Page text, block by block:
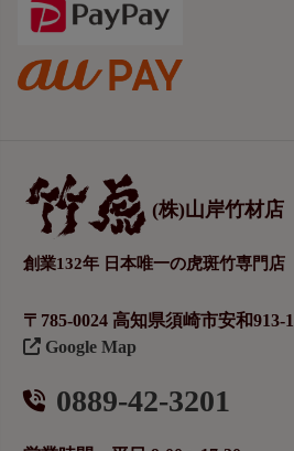
(株)山岸竹材店
創業132年 日本唯一の虎斑竹専門店
〒785-0024 高知県須崎市安和913-1
Google Map
0889-42-3201